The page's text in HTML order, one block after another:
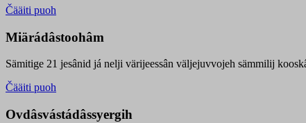
Čääiti puoh
Miärádâstoohâm
Sämitige 21 jesânid já nelji värijeessân väljejuvvojeh sämmilij
Čääiti puoh
Ovdâsvástádâssyergih